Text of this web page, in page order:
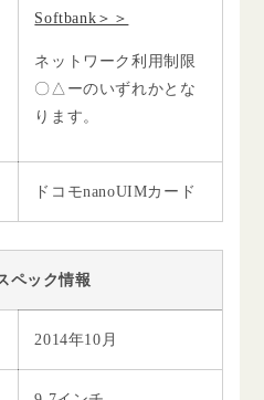
Softbank＞＞
ネットワーク利用制限
〇△ーのいずれかとな
ります。
ドコモnanoUIMカード
ペック情報
2014年10月